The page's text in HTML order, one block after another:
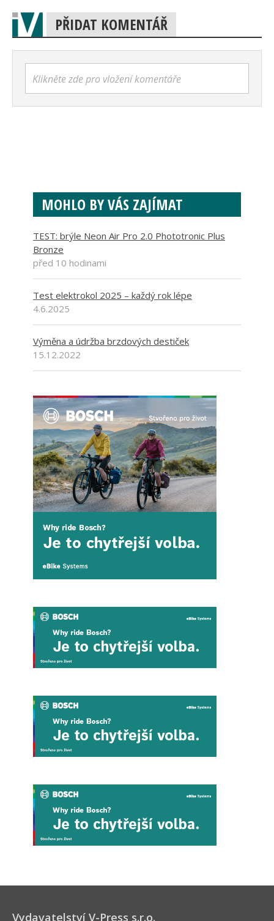
PŘIDAT KOMENTÁŘ
Klikněte zde pro vložení komentáře
MOHLO BY VÁS ZAJÍMAT
TEST: brýle Neon Air Pro 2.0 Phototronic Plus
Bronze
před 10 hodinami
Test elektrokol 2025 – každý rok lépe
4.6.2025
Výměna a údržba brzdových destiček
15.12.2022
Vydavatelství V-Press s.r.o.